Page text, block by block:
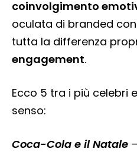
coinvolgimento
oculata di branded
tutta la differenza
engagement.
Ecco 5 tra i più celebri
senso:
Coca-Cola e il Natale